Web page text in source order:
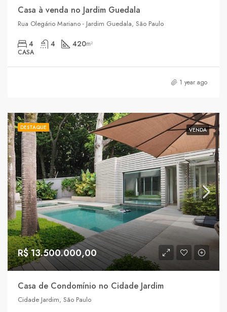
Casa à venda no Jardim Guedala
Rua Olegário Mariano - Jardim Guedala, São Paulo
4 4 420m²
CASA
1 year ago
DESTAQUE VENDA
R$ 13.500.000,00
Casa de Condomínio no Cidade Jardim
Cidade Jardim, São Paulo